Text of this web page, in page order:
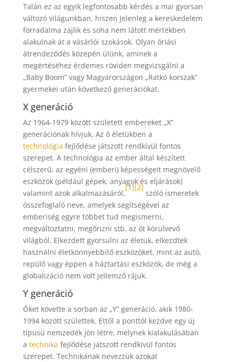
Talán ez az egyik legfontosabb kérdés a mai gyorsan
változó világunkban, hiszen jelenleg a kereskedelem
forradalma zajlik és soha nem látott mértékben
alakulnak át a vásárlói szokások. Olyan óriási
átrendeződés közepén ülünk, aminek a
megértéséhez érdemes röviden megvizsgálni a
„Baby Boom” vagy Magyarországon „Ratkó korszak”
gyermekei után következő generációkat.
X generáció
Az 1964-1979 között született embereket „X”
generációnak hívjuk. Az ő életükben a
technológia fejlődése játszott rendkívül fontos
szerepet. A technológia az ember által készített
célszerű, az egyéni (emberi) képességeit megnövelő
eszközök (például gépek, anyagok és eljárások)
valamint azok alkalmazásáról,
[1][2]
szóló ismeretek
összefoglaló neve, amelyek segítségével az
emberiség egyre többet tud megismerni,
megváltoztatni, megőrizni stb. az őt körülvevő
világból. Elkezdett gyorsulni az életük, elkezdtek
használni életkönnyebbítő eszközöket, mint az autó,
repülő vagy éppen a háztartási eszközök, de még a
globalizáció nem volt jellemző rájuk.
Y generáció
Őket követte a sorban az „Y” generáció, akik 1980-
1994 között születtek. Ettől a ponttól kezdve egy új
típusú nemzedék jön létre, melynek kialakulásában
a technika fejlődése játszott rendkívül fontos
szerepet. Technikának nevezzük azokat